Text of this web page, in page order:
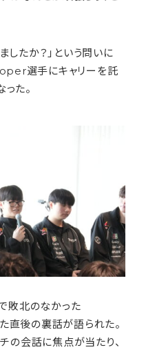
したか？」という問いに
選手にキャリーを託
た。
敗北のなかった
後の裏話が語られた。
会話に焦点が当たり、